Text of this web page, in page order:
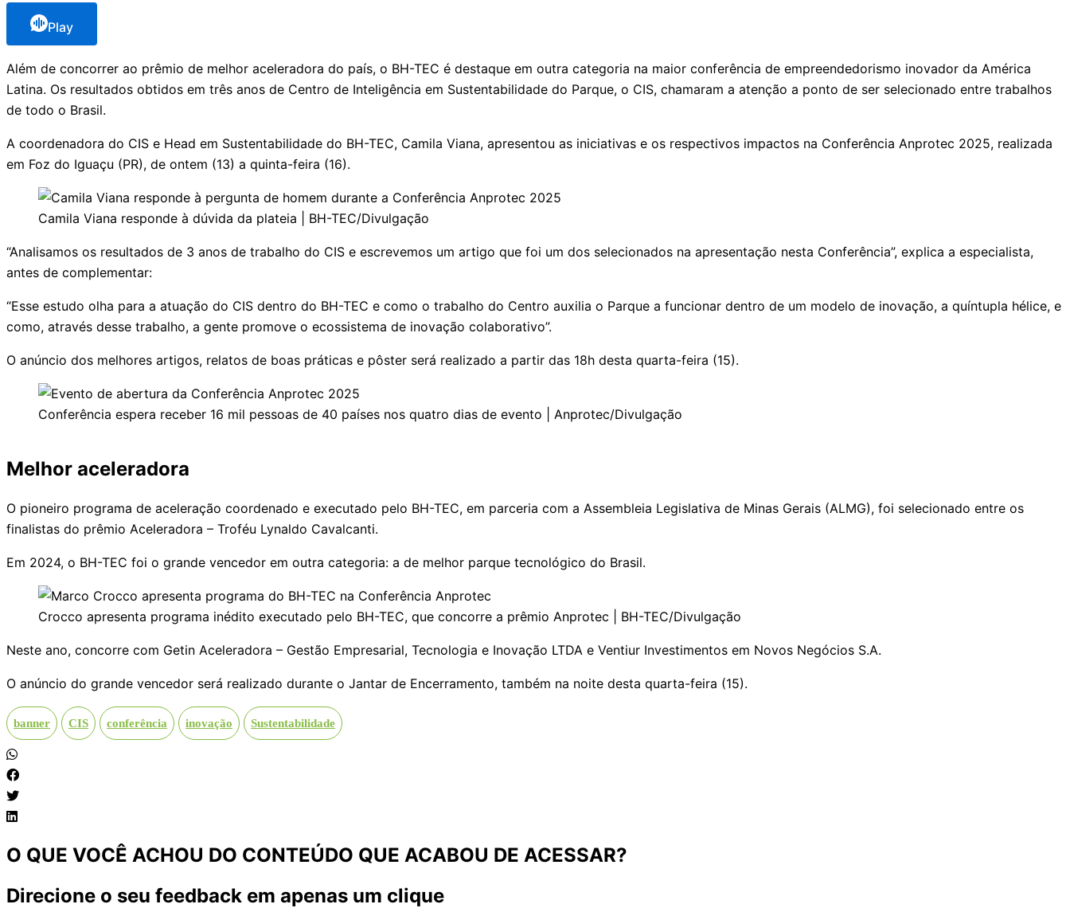
Play
Além de concorrer ao prêmio de melhor aceleradora do país, o BH-TEC é destaque em outra categoria na maior conferência de empreendedorismo inovador da América
Latina. Os resultados obtidos em três anos de Centro de Inteligência em Sustentabilidade do Parque, o CIS, chamaram a atenção a ponto de ser selecionado entre trabalhos
de todo o Brasil.
A coordenadora do CIS e Head em Sustentabilidade do BH-TEC, Camila Viana, apresentou as iniciativas e os respectivos impactos na Conferência Anprotec 2025, realizada
em Foz do Iguaçu (PR), de ontem (13) a quinta-feira (16).
Camila Viana responde à dúvida da plateia | BH-TEC/Divulgação
“Analisamos os resultados de 3 anos de trabalho do CIS e escrevemos um artigo que foi um dos selecionados na apresentação nesta Conferência”, explica a especialista,
antes de complementar:
“Esse estudo olha para a atuação do CIS dentro do BH-TEC e como o trabalho do Centro auxilia o Parque a funcionar dentro de um modelo de inovação, a quíntupla hélice, e
como, através desse trabalho, a gente promove o ecossistema de inovação colaborativo”.
O anúncio dos melhores artigos, relatos de boas práticas e pôster será realizado a partir das 18h desta quarta-feira (15).
Conferência espera receber 16 mil pessoas de 40 países nos quatro dias de evento | Anprotec/Divulgação
Melhor aceleradora
O pioneiro programa de aceleração coordenado e executado pelo BH-TEC, em parceria com a Assembleia Legislativa de Minas Gerais (ALMG), foi selecionado entre os
finalistas do prêmio Aceleradora – Troféu Lynaldo Cavalcanti.
Em 2024, o BH-TEC foi o grande vencedor em outra categoria: a de melhor parque tecnológico do Brasil.
Crocco apresenta programa inédito executado pelo BH-TEC, que concorre a prêmio Anprotec | BH-TEC/Divulgação
Neste ano, concorre com Getin Aceleradora – Gestão Empresarial, Tecnologia e Inovação LTDA e Ventiur Investimentos em Novos Negócios S.A.
O anúncio do grande vencedor será realizado durante o Jantar de Encerramento, também na noite desta quarta-feira (15).
banner CIS conferência inovação Sustentabilidade
O QUE VOCÊ ACHOU DO CONTEÚDO QUE ACABOU DE ACESSAR?
Direcione o seu feedback em apenas um clique